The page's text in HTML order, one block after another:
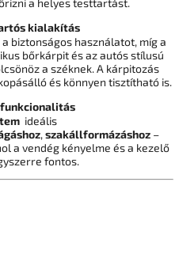
kialakítás
biztonságos használatot, míg a
bőrkárpit és az autós stílusú
a széknek. A kárpitozás
és könnyen tisztítható is.
ideális
, szakállformázáshoz –
a vendég kényelme és a kezelő
fontos.